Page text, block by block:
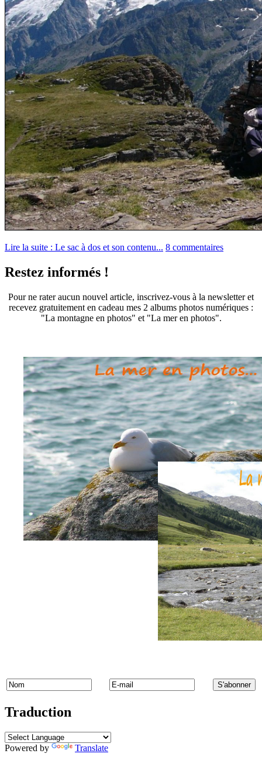
Lire la suite : Le sac à dos et son contenu... 8 commentaires
Restez informés !
Pour ne rater aucun nouvel article, inscrivez-vous à la newsletter et
recevez gratuitement en cadeau mes 2 albums photos numériques :
"La montagne en photos" et "La mer en photos".
Traduction
Powered by Translate